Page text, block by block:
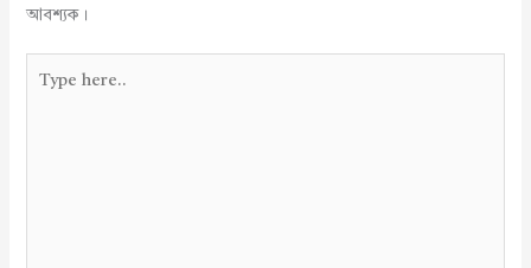
আবশ্যক।
here..